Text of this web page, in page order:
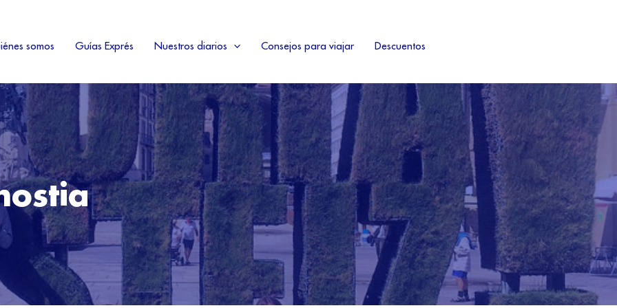
somos Guías Exprés Nuestros diarios Consejos para viajar Descuentos